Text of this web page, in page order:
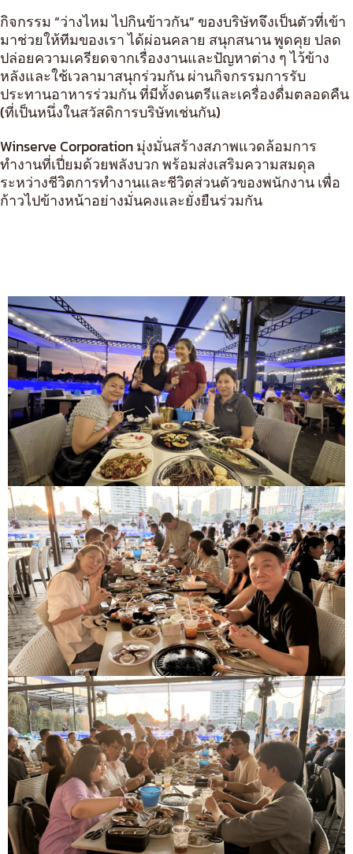
กิจกรรม “ว่างไหม ไปกินข้าวกัน” ของบริษัทจึงเป็นตัวที่เข้า
มาช่วยให้ทีมของเรา ได้ผ่อนคลาย สนุกสนาน พูดคุย ปลด
ปล่อยความเครียดจากเรื่องงานและปัญหาต่าง ๆ ไว้ข้าง
หลังและใช้เวลามาสนุกร่วมกัน ผ่านกิจกรรมการรับ
ประทานอาหารร่วมกัน ที่มีทั้งดนตรีและเครื่องดื่มตลอดคืน
(ที่เป็นหนึ่งในสวัสดิการบริษัทเช่นกัน)
Winserve Corporation มุ่งมั่นสร้างสภาพแวดล้อมการ
ทำงานที่เปี่ยมด้วยพลังบวก พร้อมส่งเสริมความสมดุล
ระหว่างชีวิตการทำงานและชีวิตส่วนตัวของพนักงาน เพื่อ
ก้าวไปข้างหน้าอย่างมั่นคงและยั่งยืนร่วมกัน